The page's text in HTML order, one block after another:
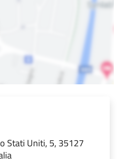
Stati Uniti, 5, 35127